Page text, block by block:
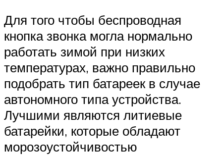
Для того чтобы беспроводная
кнопка звонка могла нормально
работать зимой при низких
температурах, важно правильно
подобрать тип батареек в случае
автономного типа устройства.
Лучшими являются литиевые
батарейки, которые обладают
морозоустойчивостью